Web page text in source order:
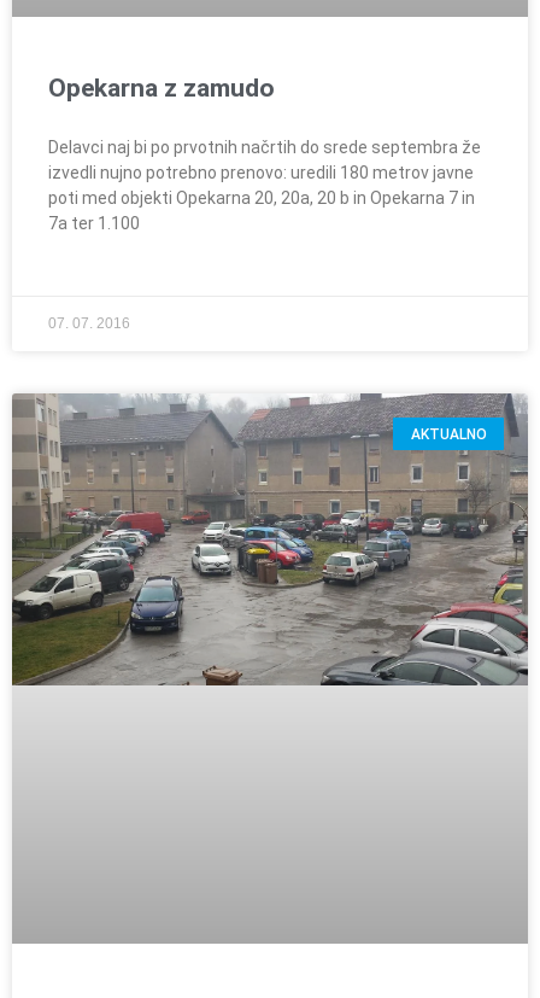
Opekarna z zamudo
Delavci naj bi po prvotnih načrtih do srede septembra že
izvedli nujno potrebno prenovo: uredili 180 metrov javne
poti med objekti Opekarna 20, 20a, 20 b in Opekarna 7 in
7a ter 1.100
07. 07. 2016
AKTUALNO